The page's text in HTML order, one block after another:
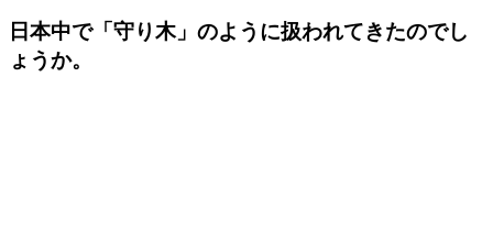
日本中で「守り木」のように扱われてきたのでし
ょうか。